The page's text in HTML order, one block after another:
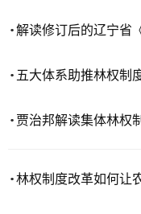
解读修订后的辽宁省
五大体系助推林权制
贾治邦解读集体林权
林权制度改革如何让